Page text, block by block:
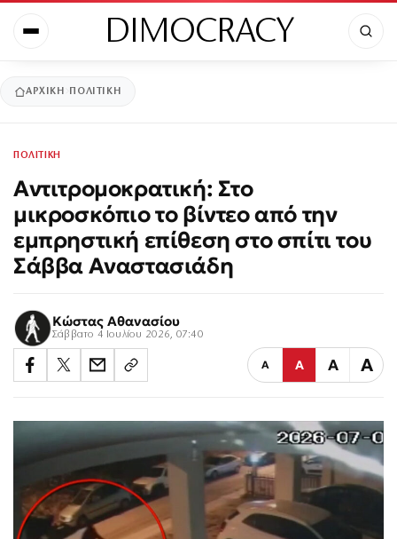
DIMOCRACY
ΑΡΧΙΚΉ ΠΟΛΙΤΙΚΗ
ΠΟΛΙΤΙΚΗ
Αντιτρομοκρατική: Στο
μικροσκόπιο το βίντεο από την
εμπρηστική επίθεση στο σπίτι του
Σάββα Αναστασιάδη
Κώστας Αθανασίου
Σάββατο 4 Ιουλίου 2026, 07:40
Α Α Α Α